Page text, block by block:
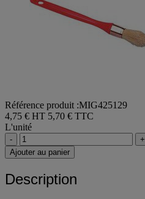
Référence produit :MIG425129
4,75 € HT 5,70 € TTC
L'unité
-
+
Ajouter au panier
Description